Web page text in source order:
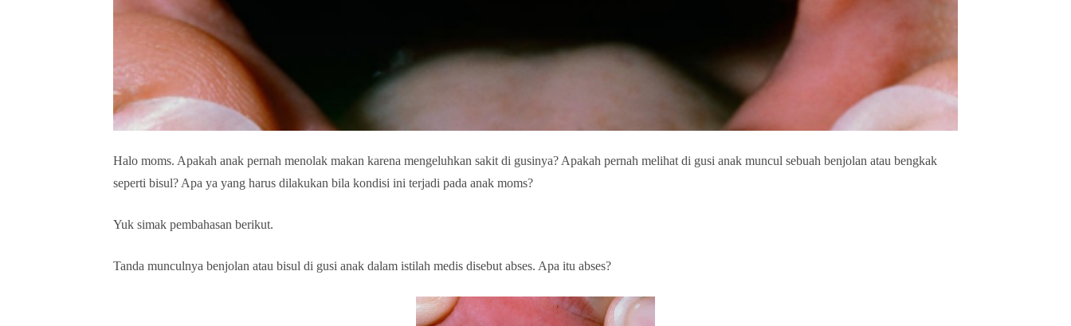
Halo moms. Apakah anak pernah menolak makan karena mengeluhkan sakit di gusinya? Apakah pernah melihat di gusi anak muncul sebuah benjolan atau bengkak
seperti bisul? Apa ya yang harus dilakukan bila kondisi ini terjadi pada anak moms?
Yuk simak pembahasan berikut.
Tanda munculnya benjolan atau bisul di gusi anak dalam istilah medis disebut abses. Apa itu abses?